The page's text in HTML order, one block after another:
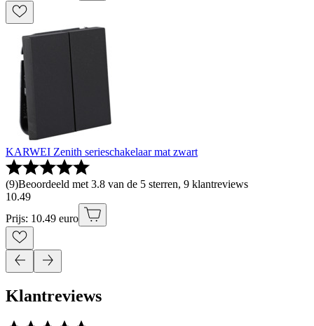
KARWEI Zenith serieschakelaar mat zwart
(9)Beoordeeld met 3.8 van de 5 sterren, 9 klantreviews
10.49
Prijs: 10.49 euro
Klantreviews